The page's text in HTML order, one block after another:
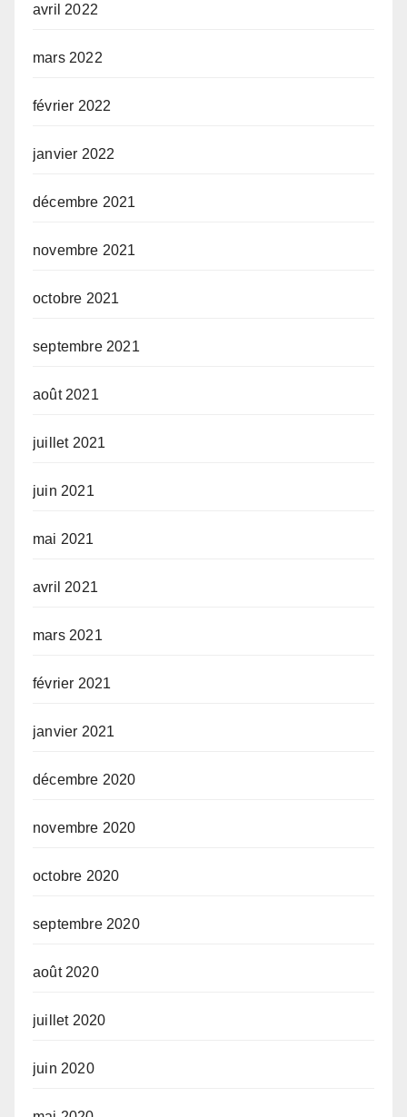
avril 2022
mars 2022
février 2022
janvier 2022
décembre 2021
novembre 2021
octobre 2021
septembre 2021
août 2021
juillet 2021
juin 2021
mai 2021
avril 2021
mars 2021
février 2021
janvier 2021
décembre 2020
novembre 2020
octobre 2020
septembre 2020
août 2020
juillet 2020
juin 2020